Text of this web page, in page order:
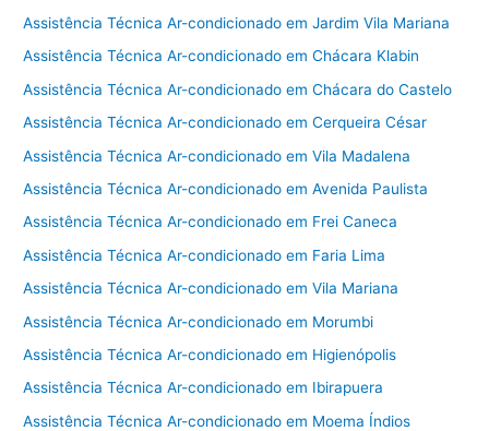
Assistência Técnica Ar-condicionado em Jardim Vila Mariana
Assistência Técnica Ar-condicionado em Chácara Klabin
Assistência Técnica Ar-condicionado em Chácara do Castelo
Assistência Técnica Ar-condicionado em Cerqueira César
Assistência Técnica Ar-condicionado em Vila Madalena
Assistência Técnica Ar-condicionado em Avenida Paulista
Assistência Técnica Ar-condicionado em Frei Caneca
Assistência Técnica Ar-condicionado em Faria Lima
Assistência Técnica Ar-condicionado em Vila Mariana
Assistência Técnica Ar-condicionado em Morumbi
Assistência Técnica Ar-condicionado em Higienópolis
Assistência Técnica Ar-condicionado em Ibirapuera
Assistência Técnica Ar-condicionado em Moema Índios